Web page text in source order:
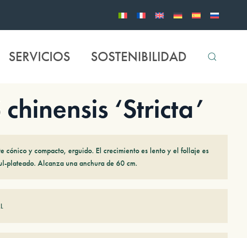
SERVICIOS SOSTENIBILIDAD
‘Stricta’
cónico y compacto, erguido. El crecimiento es lento y el follaje es
plateado. Alcanza una anchura de 60 cm.